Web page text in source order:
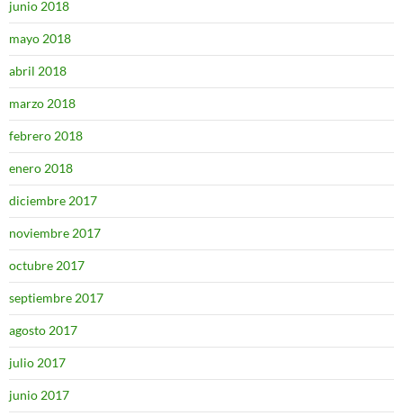
junio 2018
mayo 2018
abril 2018
marzo 2018
febrero 2018
enero 2018
diciembre 2017
noviembre 2017
octubre 2017
septiembre 2017
agosto 2017
julio 2017
junio 2017